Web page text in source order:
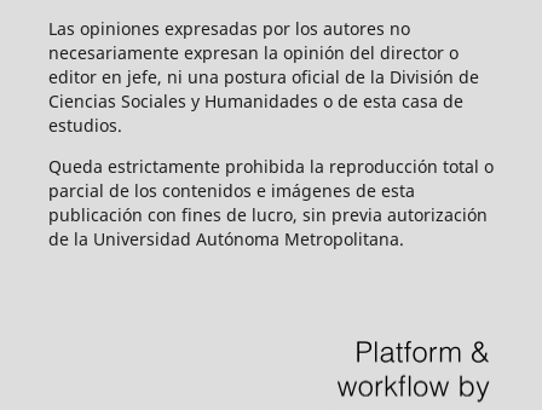
Las opiniones expresadas por los autores no
necesariamente expresan la opinión del director o
editor en jefe, ni una postura oficial de la División de
Ciencias Sociales y Humanidades o de esta casa de
estudios.
Queda estrictamente prohibida la reproducción total o
parcial de los contenidos e imágenes de esta
publicación con fines de lucro, sin previa autorización
de la Universidad Autónoma Metropolitana.